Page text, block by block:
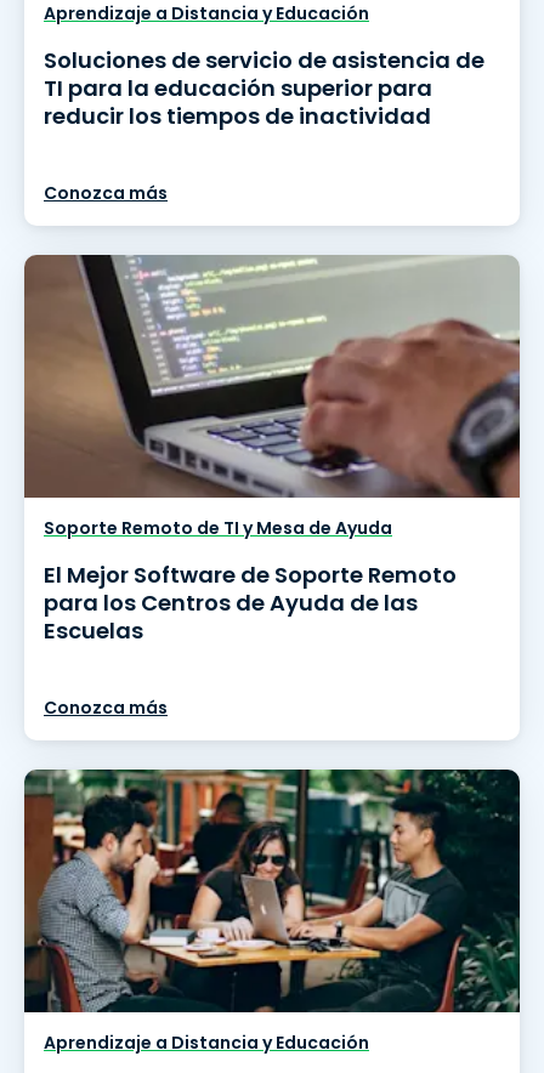
Aprendizaje a Distancia y Educación
Soluciones de servicio de asistencia de
TI para la educación superior para
reducir los tiempos de inactividad
Conozca más
Soporte Remoto de TI y Mesa de Ayuda
El Mejor Software de Soporte Remoto
para los Centros de Ayuda de las
Escuelas
Conozca más
Aprendizaje a Distancia y Educación